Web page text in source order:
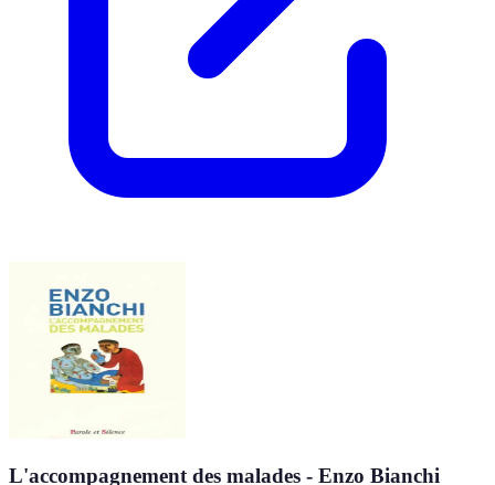
L'accompagnement des malades - Enzo Bianchi